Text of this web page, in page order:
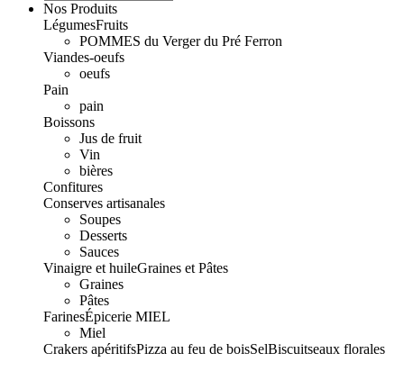
Nos Produits
LégumesFruits
POMMES du Verger du Pré Ferron
Viandes-oeufs
oeufs
Pain
pain
Boissons
Jus de fruit
Vin
bières
Confitures
Conserves artisanales
Soupes
Desserts
Sauces
Vinaigre et huileGraines et Pâtes
Graines
Pâtes
FarinesÉpicerie MIEL
Miel
Crakers apéritifsPizza au feu de boisSelBiscuitseaux florales